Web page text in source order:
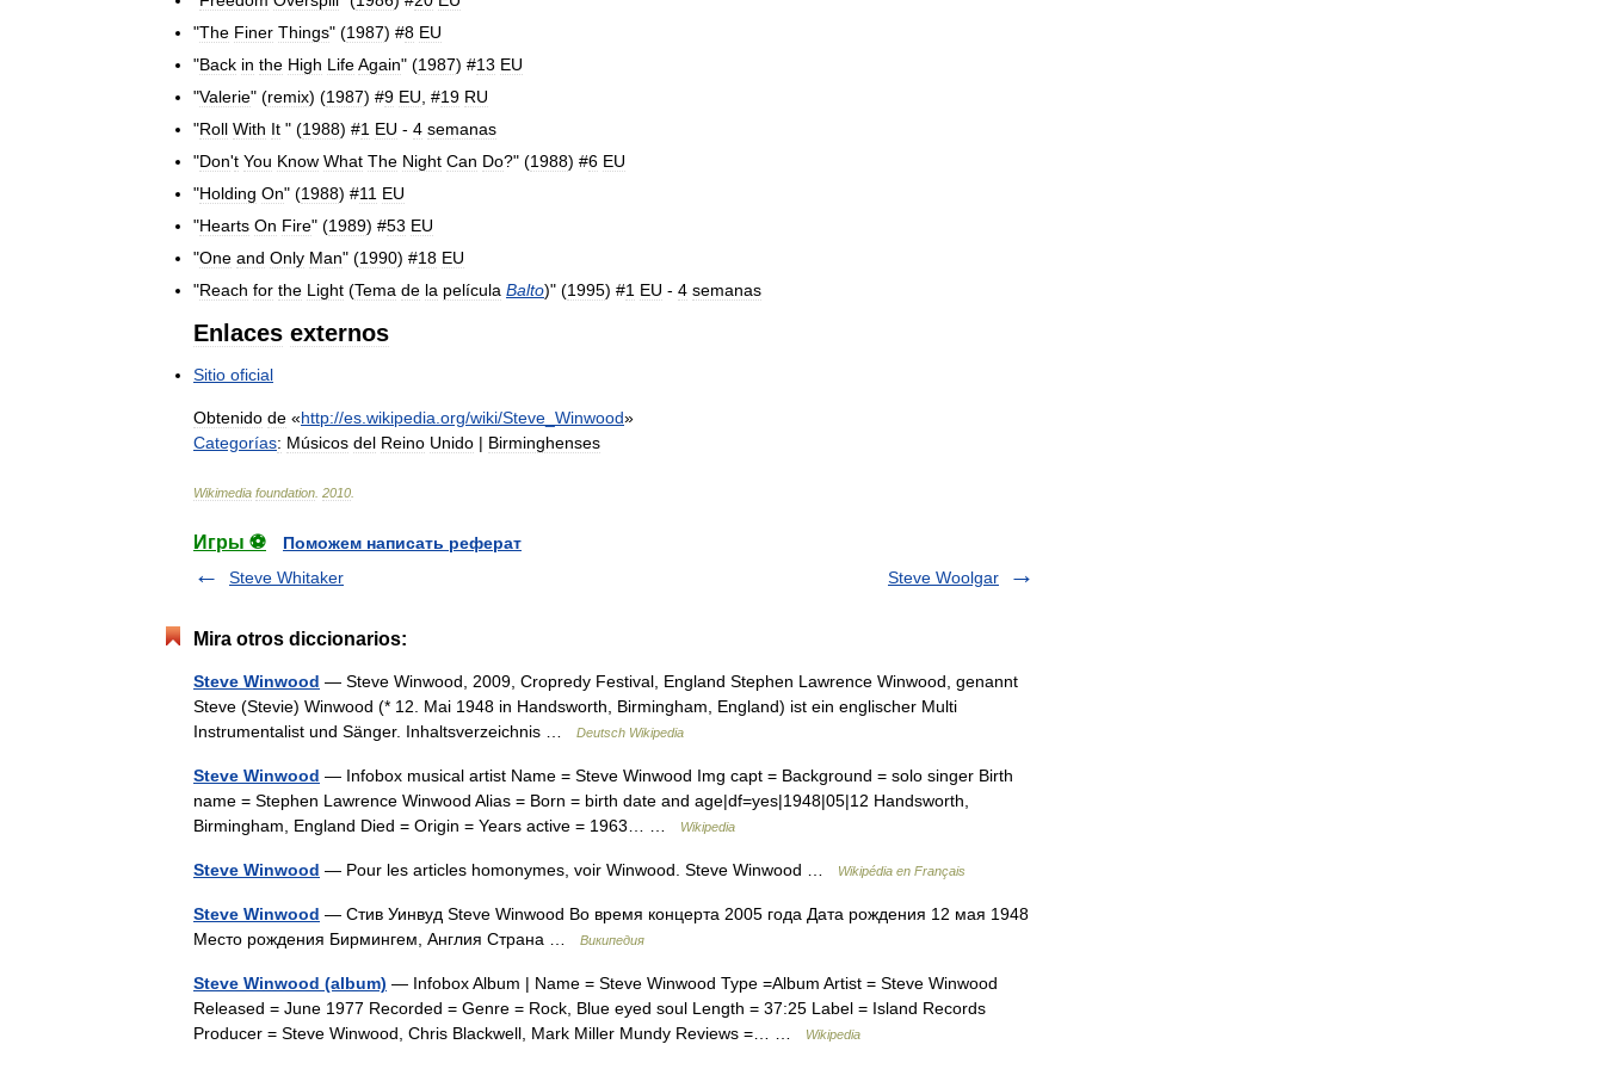
"The Finer Things" (1987) #8 EU
"Back in the High LifeAgain" (1987) #13 EU
"Valerie" (remix) (1987) #9 EU , #19 RU
"Roll With It " (1988) #1 EU - 4 semanas
"Don't You Know What The Night Can Do?" (1988) #6 EU
"Holding On" (1988) #11 EU
"Hearts On Fire" (1989) #53 EU
"One and Only Man" (1990) #18 EU
"Reach for the Light (Tema de la película Balto)" (1995) #1 EU - 4 semanas
Enlaces externos
Sitio oficial
Obtenido de «http://es wikipedia org/wiki/Steve Winwood»
Categorías: Músicos del Reino Unido | Birminghenses
Wikimedia foundation 2010
Игры ⚽
Поможем написать реферат
Steve Whitaker
Steve Woolgar
Mira otros diccionarios:
Steve Winwood — Steve Winwood, 2009, Cropredy Festival, England Stephen Lawrence Winwood, genannt
Steve (Stevie) Winwood (* 12. Mai 1948 in Handsworth, Birmingham, England) ist ein englischer Multi
Instrumentalist und Sänger. Inhaltsverzeichnis …
Deutsch Wikipedia
Steve Winwood — Infobox musical artist Name = Steve Winwood Img capt = Background = solo singer Birth
name = Stephen Lawrence Winwood Alias = Born = birth date and age|df=yes|1948|05|12 Handsworth,
Birmingham, England Died = Origin = Years active = 1963… …
Wikipedia
Steve Winwood — Pour les articles homonymes, voir Winwood. Steve Winwood … Wikipédia en Français
Steve Winwood — Стив Уинвуд Steve Winwood Во время концерта 2005 года Дата рождения 12 мая 1948
Место рождения Бирмингем, Англия Страна …
Википедия
Steve Winwood (album) — Infobox Album | Name = Steve Winwood Type =Album Artist = Steve Winwood
Released = June 1977 Recorded = Genre = Rock, Blue eyed soul Length = 37:25 Label = Island Records
Producer = Steve Winwood, Chris Blackwell, Mark Miller Mundy Reviews =… …
Wikipedia